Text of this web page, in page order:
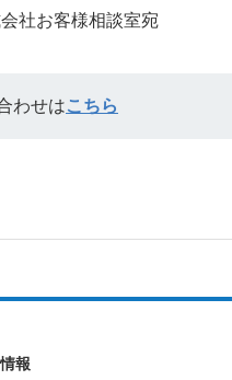
社お客様相談室宛
わせはこちら
報